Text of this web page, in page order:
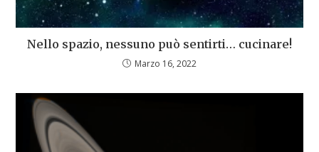
Nello spazio, nessuno può sentirti… cucinare!
Marzo 16, 2022